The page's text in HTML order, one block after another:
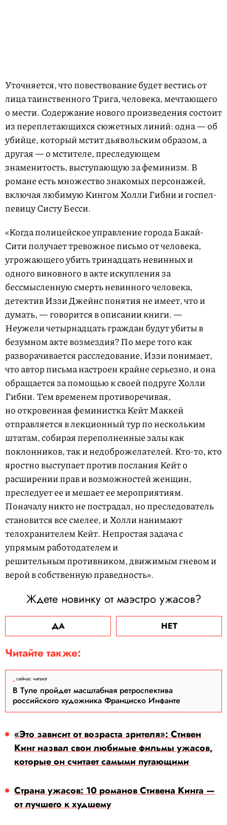
Уточняется, что повествование будет вестись от
лица таинственного Трига, человека, мечтающего
о мести. Содержание нового произведения состоит
из переплетающихся сюжетных линий: одна — об
убийце, который мстит дьявольским образом, а
другая — о мстителе, преследующем
знаменитость, выступающую за феминизм. В
романе есть множество знакомых персонажей,
включая любимую Кингом Холли Гибни и госпел-
певицу Систу Бесси.
«Когда полицейское управление города Бакай-
Сити получает тревожное письмо от человека,
угрожающего убить тринадцать невинных и
одного виновного в акте искупления за
бессмысленную смерть невинного человека,
детектив Иззи Джейнс понятия не имеет, что и
думать, — говорится в описании книги. —
Неужели четырнадцать граждан будут убиты в
безумном акте возмездия? По мере того как
разворачивается расследование, Иззи понимает,
что автор письма настроен крайне серьезно, и она
обращается за помощью к своей подруге Холли
Гибни. Тем временем противоречивая,
но откровенная феминистка Кейт Маккей
отправляется в лекционный тур по нескольким
штатам, собирая переполненные залы как
поклонников, так и недоброжелателей. Кто-то, кто
яростно выступает против послания Кейт о
расширении прав и возможностей женщин,
преследует ее и мешает ее мероприятиям.
Поначалу никто не пострадал, но преследователь
становится все смелее, и Холли нанимают
телохранителем Кейт. Непростая задача с
упрямым работодателем и
решительным противником, движимым гневом и
верой в собственную праведность».
Ждете новинку от маэстро ужасов?
ДА НЕТ
Читайте также:
сейчас читают
В Туле пройдет масштабная ретроспектива
российского художника Франциско Инфанте
«Это зависит от возраста зрителя»: Стивен
Кинг назвал свои любимые фильмы ужасов,
которые он считает самыми пугающими
Страна ужасов: 10 романов Стивена Кинга —
от лучшего к худшему